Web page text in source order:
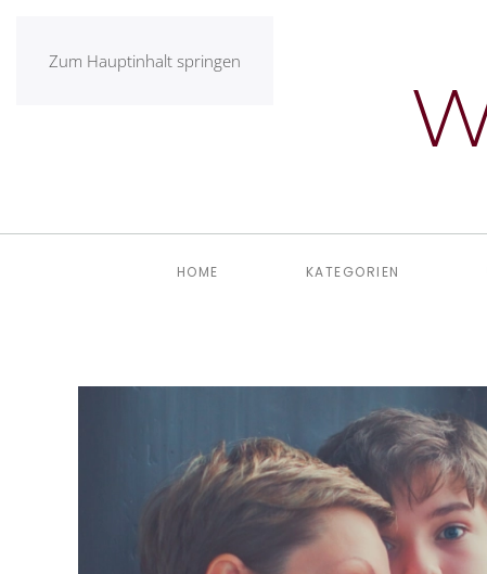
Zum Hauptinhalt springen
HOME KATEGORIEN